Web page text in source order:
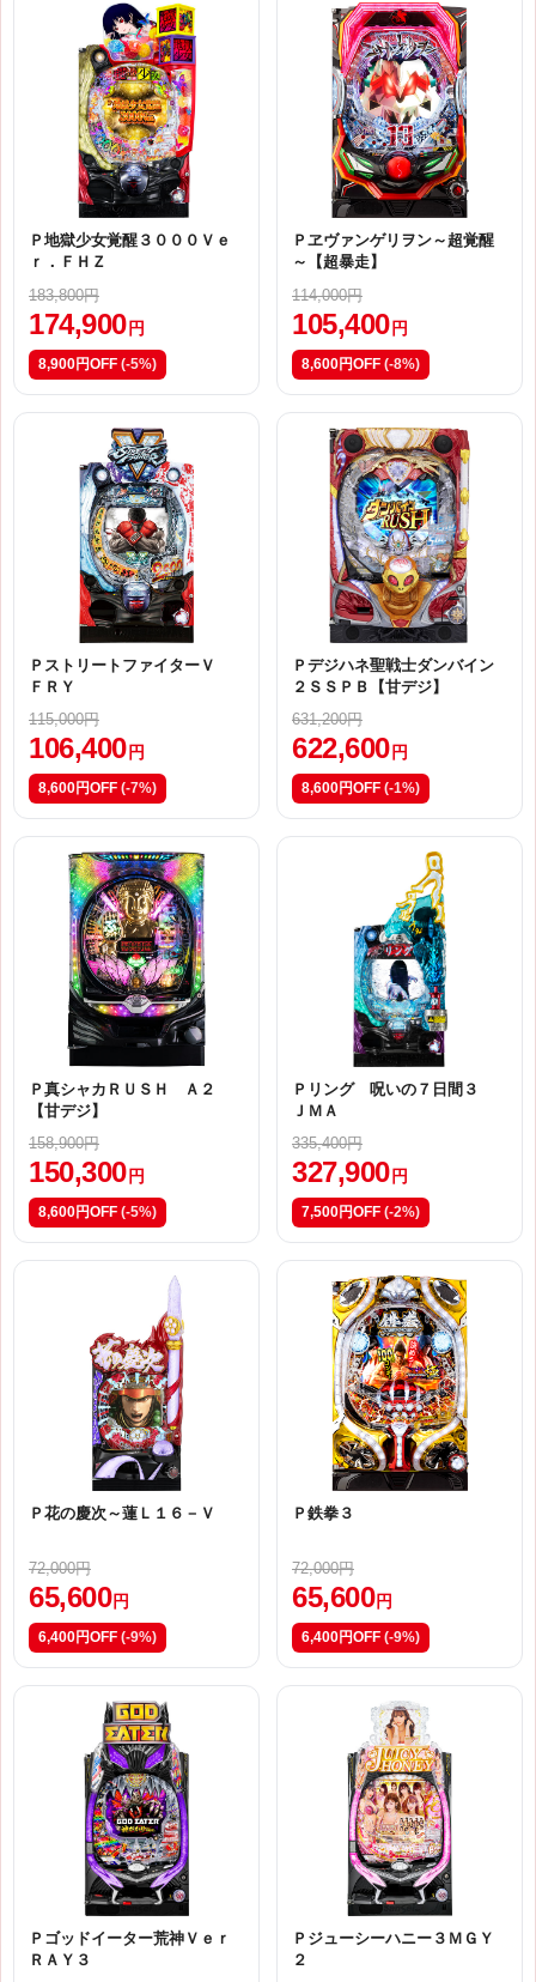
Ｐ地獄少女覚醒３０００Ｖｅ
ｒ．ＦＨＺ
183,800円
174,900 円
8,900円OFF (-5%)
Ｐヱヴァンゲリヲン～超覚醒
～【超暴走】
114,000円
105,400 円
8,600円OFF (-8%)
ＰストリートファイターＶ
ＦＲＹ
115,000円
106,400 円
8,600円OFF (-7%)
Ｐデジハネ聖戦士ダンバイン
２ＳＳＰＢ【甘デジ】
631,200円
622,600 円
8,600円OFF (-1%)
Ｐ真シャカＲＵＳＨ Ａ２
【甘デジ】
158,900円
150,300 円
8,600円OFF (-5%)
Ｐリング 呪いの７日間３
ＪＭＡ
335,400円
327,900 円
7,500円OFF (-2%)
Ｐ花の慶次～蓮Ｌ１６－Ｖ
72,000円
65,600 円
6,400円OFF (-9%)
Ｐ鉄拳３
72,000円
65,600 円
6,400円OFF (-9%)
Ｐゴッドイーター荒神Ｖｅｒ
ＲＡＹ３
Ｐジューシーハニー３ＭＧＹ
２